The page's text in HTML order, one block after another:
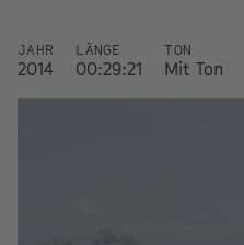
JAHR
2014
LÄNGE
00:29:21
TON
Mit Ton